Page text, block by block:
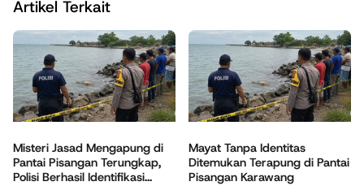
Artikel Terkait
Misteri Jasad Mengapung di
Pantai Pisangan Terungkap,
Polisi Berhasil Identifikasi...
Mayat Tanpa Identitas
Ditemukan Terapung di Pantai
Pisangan Karawang